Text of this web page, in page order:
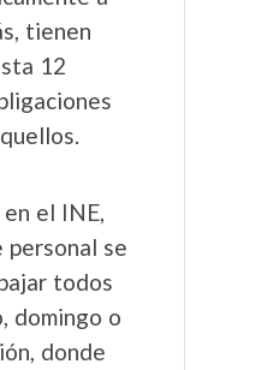
tienen
12
el INE,
personal se
todos
domingo o
donde